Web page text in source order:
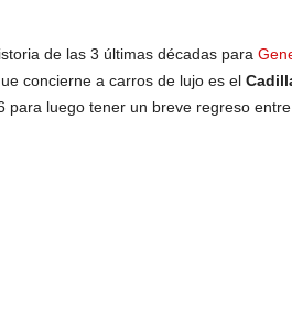
de las 3 últimas décadas para
concierne a carros de lujo es el
para luego tener un breve regreso